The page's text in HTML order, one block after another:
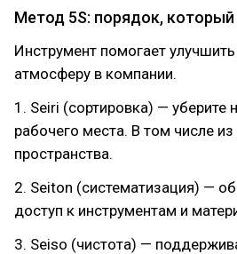
Метод 5S: порядок,
Инструмент помогает
атмосферу в компании.
1. Seiri (сортировка) — уберите
рабочего места. В том числе
пространства.
2. Seiton (систематизация) —
доступ к инструментам и
3. Seiso (чистота) —